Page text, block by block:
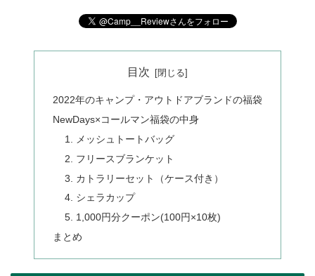
目次
2022年のキャンプ・アウトドアブランドの福袋
NewDays×コールマン福袋の中身
1. メッシュトートバッグ
2. フリースブランケット
3. カトラリーセット（ケース付き）
4. シェラカップ
5. 1,000円分クーポン(100円×10枚)
まとめ